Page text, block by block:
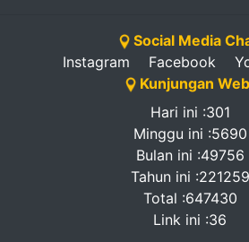
Social Media
Instagram
Facebook
Kunjungan
Hari ini :301
Minggu ini :5690
Bulan ini :49756
Tahun ini :221259
Total :647430
Link ini :36